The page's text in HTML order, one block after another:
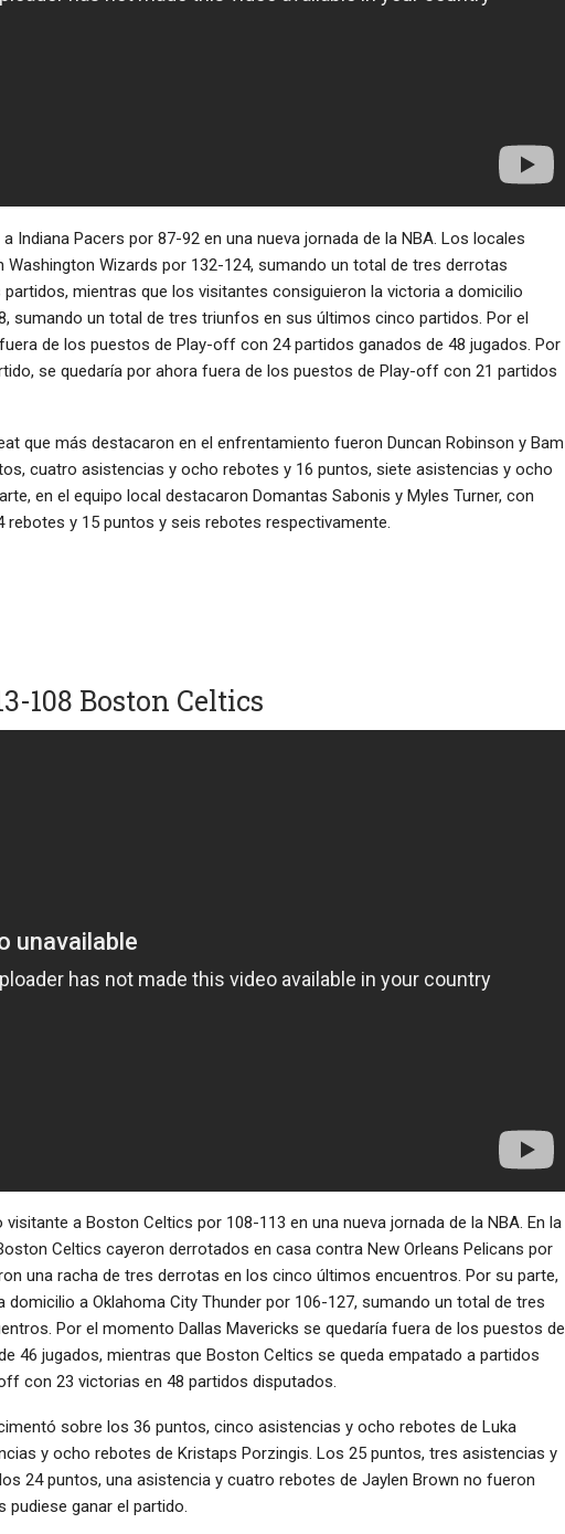
Indiana Pacers por 87-92 en una nueva jornada de la NBA. Los locales
Washington Wizards por 132-124, sumando un total de tres derrotas
mientras que los visitantes consiguieron la victoria a domicilio
sumando un total de tres triunfos en sus últimos cinco partidos. Por el
de los puestos de Play-off con 24 partidos ganados de 48 jugados. Por
se quedaría por ahora fuera de los puestos de Play-off con 21 partidos
que más destacaron en el enfrentamiento fueron Duncan Robinson y Bam
cuatro asistencias y ocho rebotes y 16 puntos, siete asistencias y ocho
en el equipo local destacaron Domantas Sabonis y Myles Turner, con
rebotes y 15 puntos y seis rebotes respectivamente.
108 Boston Celtics
a Boston Celtics por 108-113 en una nueva jornada de la NBA. En la
Celtics cayeron derrotados en casa contra New Orleans Pelicans por
una racha de tres derrotas en los cinco últimos encuentros. Por su parte,
domicilio a Oklahoma City Thunder por 106-127, sumando un total de tres
Por el momento Dallas Mavericks se quedaría fuera de los puestos de
46 jugados, mientras que Boston Celtics se queda empatado a partidos
con 23 victorias en 48 partidos disputados.
sobre los 36 puntos, cinco asistencias y ocho rebotes de Luka
y ocho rebotes de Kristaps Porzingis. Los 25 puntos, tres asistencias y
24 puntos, una asistencia y cuatro rebotes de Jaylen Brown no fueron
ganar el partido.